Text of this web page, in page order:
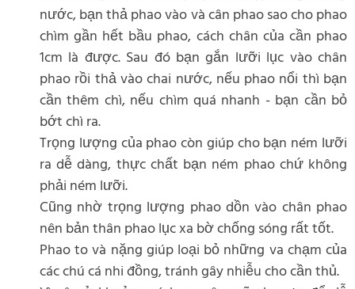
nước, bạn thả phao vào và cân phao sao cho phao
chìm gần hết bầu phao, cách chân của cần phao
1cm là được. Sau đó bạn gắn lưỡi lục vào chân
phao rồi thả vào chai nước, nếu phao nổi thì bạn
cần thêm chì, nếu chìm quá nhanh - bạn cần bỏ
bớt chì ra.
Trọng lượng của phao còn giúp cho bạn ném lưỡi
ra dễ dàng, thực chất bạn ném phao chứ không
phải ném lưỡi.
Cũng nhờ trọng lượng phao dồn vào chân phao
nên bản thân phao lục xa bờ chống sóng rất tốt.
Phao to và nặng giúp loại bỏ những va chạm của
các chú cá nhi đồng, tránh gây nhiễu cho cần thủ.